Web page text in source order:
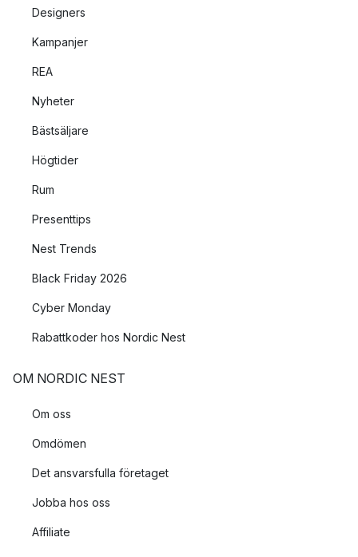
Designers
Kampanjer
REA
Nyheter
Bästsäljare
Högtider
Rum
Presenttips
Nest Trends
Black Friday 2026
Cyber Monday
Rabattkoder hos Nordic Nest
OM NORDIC NEST
Om oss
Omdömen
Det ansvarsfulla företaget
Jobba hos oss
Affiliate